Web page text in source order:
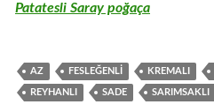
Patatesli Saray poğaça
AZ FESLEĞENLI KREMALI
REYHANLI SADE SARIMSAKLI